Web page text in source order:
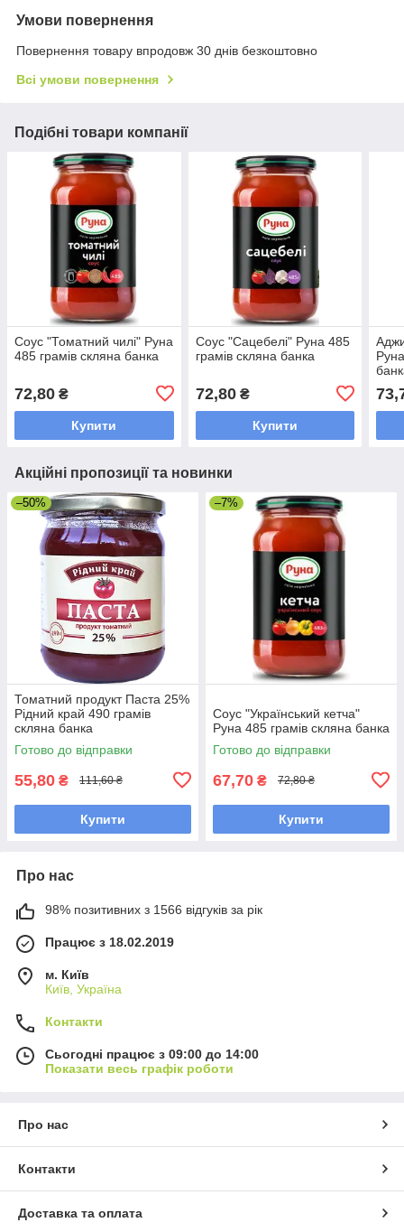
Умови повернення
Повернення товару впродовж 30 днів безкоштовно
Всі умови повернення
Подібні товари компанії
Соус "Томатний чилі" Руна
485 грамів скляна банка
72,80 ₴
Купити
Соус "Сацебелі" Руна 485
грамів скляна банка
72,80₴
Купити
Акційні пропозиції та новинки
–50%
Томатний продукт Паста 25%
Рідний край 490 грамів
скляна банка
Готово до відправки
55,80 ₴ 111,60 ₴
Купити
–7%
Соус "Український кетча"
Руна 485 грамів скляна банка
Готово до відправки
67,70 ₴ 72,80 ₴
Купити
Про нас
98% позитивних з 1566 відгуків за рік
Працює з 18.02.2019
м. Київ
Київ, Україна
Контакти
Сьогодні працює з 09:00 до 14:00
Показати весь графік роботи
Про нас
Контакти
Доставка та оплата